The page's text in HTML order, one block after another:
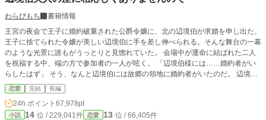
わらびもち
書籍情報
王宮の夜会で王子に婚約破棄された公爵令嬢に、北の辺境伯が求婚を申し出た。
王子に捨てられた令嬢が美しい辺境伯に手を差し伸べられる。そんな舞台の一幕
のような光景に誰もがうっとりと見惚れていた。 会場中が運命に結ばれた二人
を祝福する中、端の方で参加者の一人が呟く。 「辺境伯様には……婚約者がい
らしたはず」 そう、なんと辺境伯には故郷の領地に婚約者がいたのだ。 辺境の
地で帰りを待つ婚約者、クリスタ。彼女の運命は誰も予想しない方向へと転がり
始める──。
恋愛 完結 長編
24h.ポイント 67,978pt
小説 14 位 / 229,041件 恋愛 13 位 / 66,405件